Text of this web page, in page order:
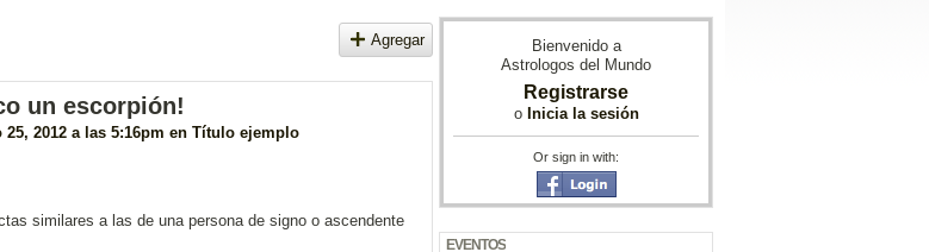
Agregar
un escorpión!
25, 2012 a las 5:16pm en Título ejemplo
similares a las de una persona de signo o ascendente
Bienvenido a
Astrologos del Mundo
Registrarse
o Inicia la sesión
Or sign in with:
EVENTOS